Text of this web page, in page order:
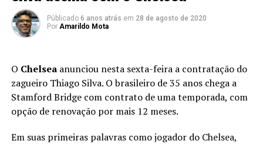
Públicado 6 anos atrás em 28 de agosto de 2020
Por Amarildo Mota
O Chelsea anunciou nesta sexta-feira a contratação do
zagueiro Thiago Silva. O brasileiro de 35 anos chega a
Stamford Bridge com contrato de uma temporada, com
opção de renovação por mais 12 meses.
Em suas primeiras palavras como jogador do Chelsea,